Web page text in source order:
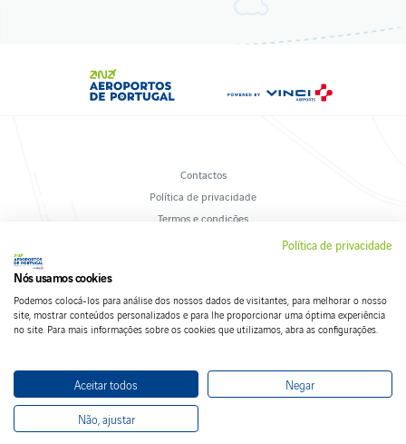
Contactos
Política de privacidade
Termos e condições
Siga-nos nas redes sociais
© 2026 ANA Aeroportos de Portugal. All rights reserved.
Política de privacidade
Nós usamos cookies
Podemos colocá-los para análise dos nossos dados de visitantes, para melhorar o nosso
site, mostrar conteúdos personalizados e para lhe proporcionar uma óptima experiência
no site. Para mais informações sobre os cookies que utilizamos, abra as configurações.
Aceitar todos Negar
Não, ajustar